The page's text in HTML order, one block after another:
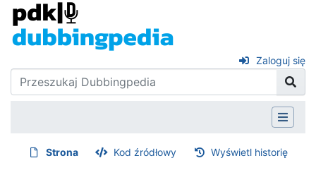
Zaloguj się
Strona Kod źródłowy Wyświetl historię